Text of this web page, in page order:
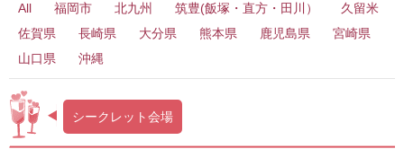
All 福岡市 北九州 筑豊(飯塚・直方・田川）
久留米
佐賀県
長崎県 大分県 熊本県 鹿児島県
宮崎県
山口県
沖縄
シークレット会場